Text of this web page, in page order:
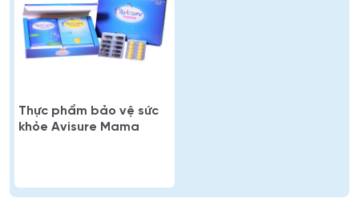
Thực phẩm bảo vệ sức
khỏe Avisure Mama